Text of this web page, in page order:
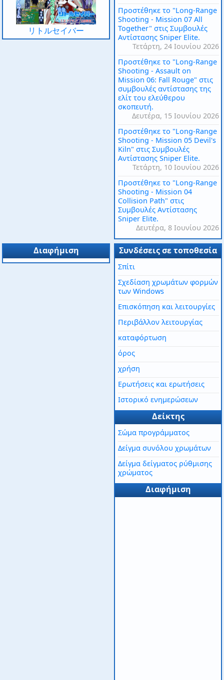
リトルセイバー
Προστέθηκε το "Long-Range
Shooting - Mission 07 All
Together" στις Συμβουλές
Αντίστασης Sniper Elite.
Τετάρτη, 24 Ιουνίου 2026
Προστέθηκε το "Long-Range
Shooting - Assault on
Mission 06: Fall Rouge" στις
συμβουλές αντίστασης της
ελίτ του ελεύθερου
σκοπευτή.
Δευτέρα, 15 Ιουνίου 2026
Προστέθηκε το "Long-Range
Shooting - Mission 05 Devil's
Kiln" στις Συμβουλές
Αντίστασης Sniper Elite.
Τετάρτη, 10 Ιουνίου 2026
Προστέθηκε το "Long-Range
Shooting - Mission 04
Collision Path" στις
Συμβουλές Αντίστασης
Sniper Elite.
Δευτέρα, 8 Ιουνίου 2026
Διαφήμιση Συνδέσεις σε τοποθεσία
Σπίτι
Σχεδίαση χρωμάτων φορμών
των Windows
Επισκόπηση και λειτουργίες
Περιβάλλον λειτουργίας
καταφόρτωση
όρος
χρήση
Ερωτήσεις και ερωτήσεις
Ιστορικό ενημερώσεων
Δείκτης
Σώμα προγράμματος
Δείγμα συνόλου χρωμάτων
Δείγμα δείγματος ρύθμισης
χρώματος
Διαφήμιση